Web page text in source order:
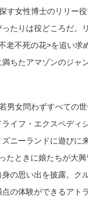
す女性博士のリリー
たりは役どころだ。
老不死の花>を追い求
ちたアマゾンのジャ
男女問わずすべての
イフ・エクスペディ
ニーランドに遊びに
たときに娘たちが大
の思い出を披露。ク
の体験ができるアト